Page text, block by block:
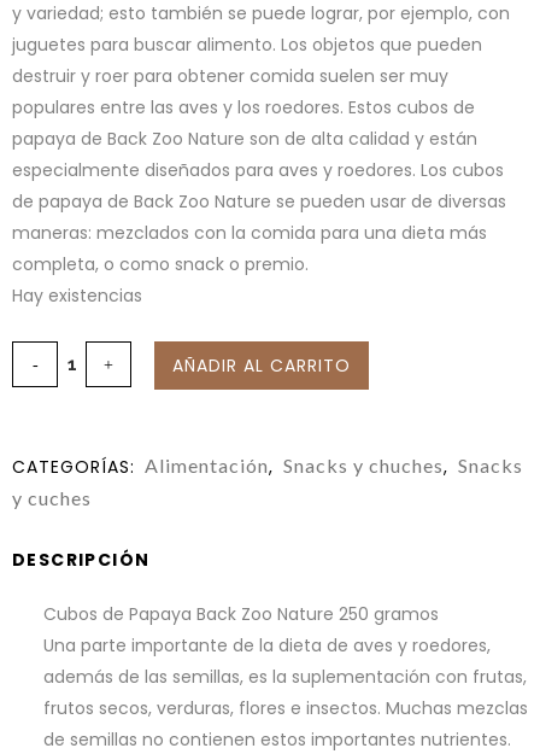
y variedad; esto también se puede lograr, por ejemplo, con
juguetes para buscar alimento. Los objetos que pueden
destruir y roer para obtener comida suelen ser muy
populares entre las aves y los roedores. Estos cubos de
papaya de Back Zoo Nature son de alta calidad y están
especialmente diseñados para aves y roedores. Los cubos
de papaya de Back Zoo Nature se pueden usar de diversas
maneras: mezclados con la comida para una dieta más
completa, o como snack o premio.
Hay existencias
AÑADIR AL CARRITO
CATEGORÍAS: Alimentación, Snacks y chuches, Snacks
y cuches
DESCRIPCIÓN
Cubos de Papaya Back Zoo Nature 250 gramos
Una parte importante de la dieta de aves y roedores,
además de las semillas, es la suplementación con frutas,
frutos secos, verduras, flores e insectos. Muchas mezclas
de semillas no contienen estos importantes nutrientes.